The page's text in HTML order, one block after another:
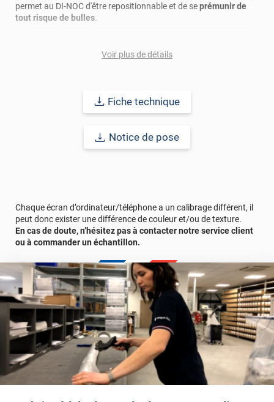
permet au DI-NOC d'être repositionnable et de seprémunir de
tout risque de bulles.
cet adhésif vous promet une durabilité longue avec une pose
Voir plus de détails
Fiche technique
Notice de pose
Chaque écran d’ordinateur/téléphone a un calibrage différent, il
peut donc exister une différence de couleur et/ou de texture.
En cas de doute, n’hésitez pas à contacter notre service client
ou à commander un échantillon.